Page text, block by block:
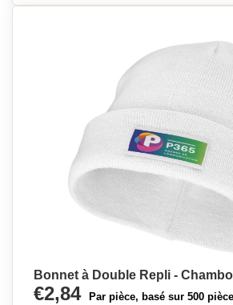
Bonnet à Double Repli -
€2,84 Par pièce, basé sur 500